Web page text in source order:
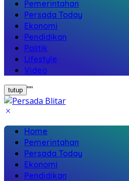
Pemerintahan
Persada Today
Ekonomi
Pendidikan
Politik
Lifestyle
Video
tutup ""
Home
Pemerintahan
Persada Today
Ekonomi
Pendidikan